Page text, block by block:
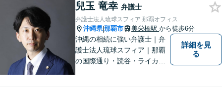
兒玉 竜幸 弁護士
弁護士法人琉球スフィア 那覇オフィス
沖縄県|那覇市 美栄橋駅 から徒歩6分
沖縄の相続に強い弁護士｜弁
護士法人琉球スフィア｜那覇
の国際通り・読谷・ライカム
詳細を見
る